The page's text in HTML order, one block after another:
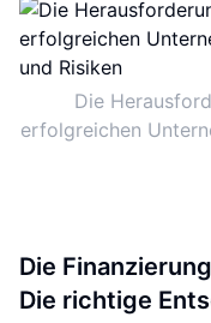
Die
erfolgreichen
Die
Die richtige